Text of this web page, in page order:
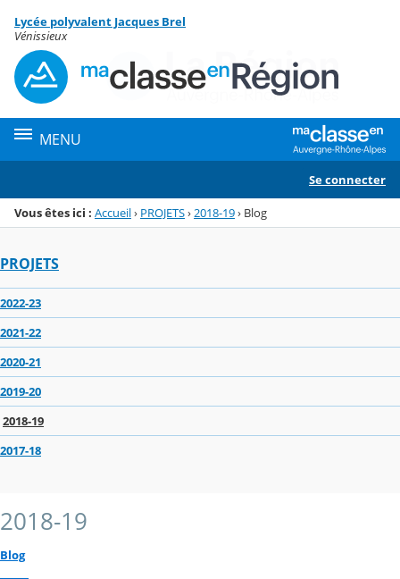
Menu de la rubrique
Contenu
Lycée polyvalent Jacques Brel
Vénissieux
MENU
Se connecter
Vous êtes ici : Accueil› PROJETS› 2018-19› Blog
PROJETS
2022-23
2021-22
2020-21
2019-20
2018-19
2017-18
2018-19
Blog